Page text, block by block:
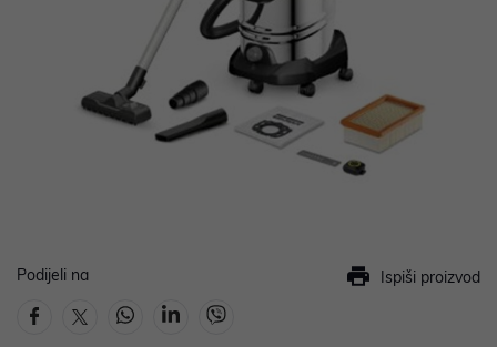
Podijeli na Ispiši proizvod